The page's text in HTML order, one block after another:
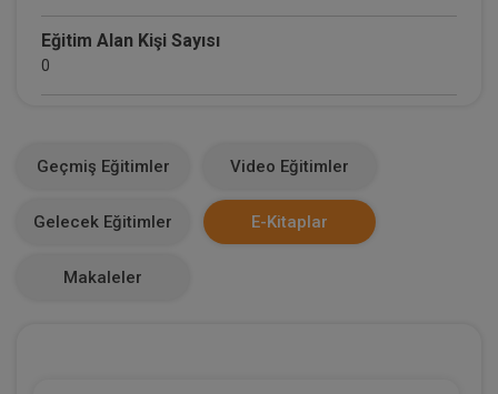
Eğitim Alan Kişi Sayısı
0
0
Geçmiş Eğitimler Video Eğitimler
Gelecek Eğitimler E-Kitaplar
Makaleler